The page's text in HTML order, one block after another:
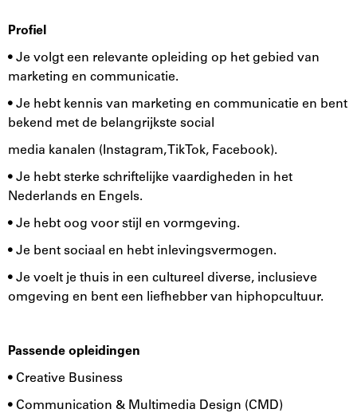
Profiel
• Je volgt een relevante opleiding op het gebied van
marketing en communicatie.
• Je hebt kennis van marketing en communicatie en bent
bekend met de belangrijkste social
media kanalen (Instagram, TikTok, Facebook).
• Je hebt sterke schriftelijke vaardigheden in het
Nederlands en Engels.
• Je hebt oog voor stijl en vormgeving.
• Je bent sociaal en hebt inlevingsvermogen.
• Je voelt je thuis in een cultureel diverse, inclusieve
omgeving en bent een liefhebber van hiphopcultuur.
Passende opleidingen
• Creative Business
• Communication & Multimedia Design (CMD)